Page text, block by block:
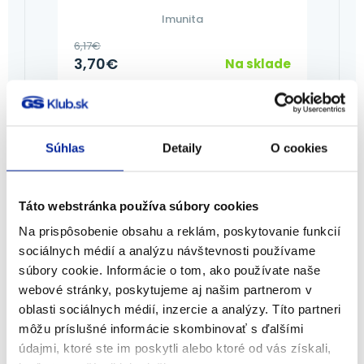
Súhlas Detaily O cookies
Táto webstránka používa súbory cookies
Na prispôsobenie obsahu a reklám, poskytovanie funkcií
sociálnych médií a analýzu návštevnosti používame
súbory cookie. Informácie o tom, ako používate naše
webové stránky, poskytujeme aj našim partnerom v
oblasti sociálnych médií, inzercie a analýzy. Títo partneri
môžu príslušné informácie skombinovať s ďalšími
údajmi, ktoré ste im poskytli alebo ktoré od vás získali,
Imunita
6,17€
3,70€ Na sklade